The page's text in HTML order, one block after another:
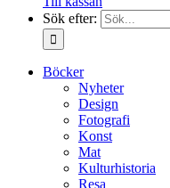
Sök efter:
Böcker
Nyheter
Design
Fotografi
Konst
Mat
Kulturhistoria
Resa